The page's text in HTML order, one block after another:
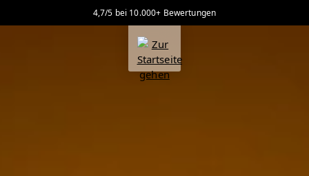
4,7/5 bei 10.000+ Bewertungen